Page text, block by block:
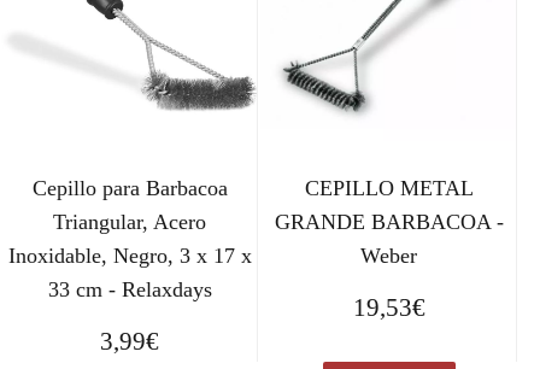
Cepillo para Barbacoa
Triangular, Acero
Inoxidable, Negro, 3 x 17 x
33 cm - Relaxdays
3,99€
CEPILLO METAL
GRANDE BARBACOA -
Weber
19,53€